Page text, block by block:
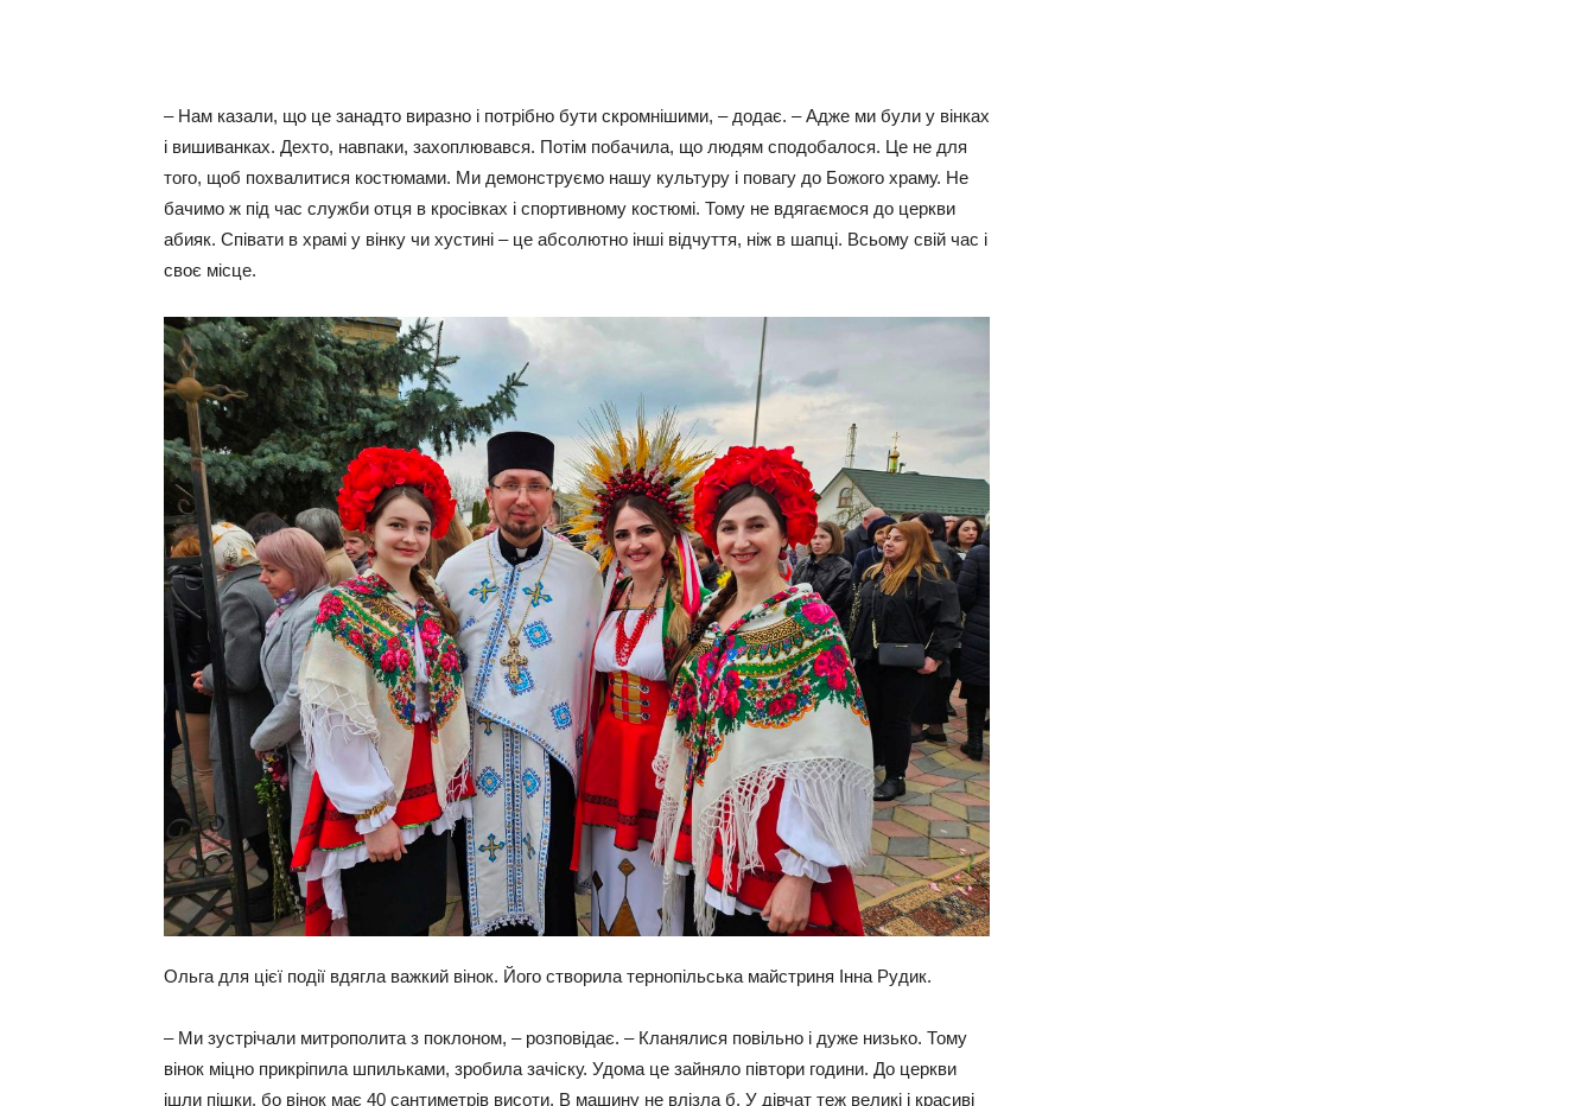
– Нам казали, що це занадто виразно і потрібно бути скромнішими, – додає. – Адже ми були у вінках
і вишиванках. Дехто, навпаки, захоплювався. Потім побачила, що людям сподобалося. Це не для
того, щоб похвалитися костюмами. Ми демонструємо нашу культуру і повагу до Божого храму. Не
бачимо ж під час служби отця в кросівках і спортивному костюмі. Тому не вдягаємося до церкви
абияк. Співати в храмі у вінку чи хустині – це абсолютно інші відчуття, ніж в шапці. Всьому свій час і
своє місце.
Ольга для цієї події вдягла важкий вінок. Його створила тернопільська майстриня Інна Рудик.
– Ми зустрічали митрополита з поклоном, – розповідає. – Кланялися повільно і дуже низько. Тому
вінок міцно прикріпила шпильками, зробила зачіску. Удома це зайняло півтори години. До церкви
ішли пішки, бо вінок має 40 сантиметрів висоти. В машину не влізла б. У дівчат теж великі і красиві